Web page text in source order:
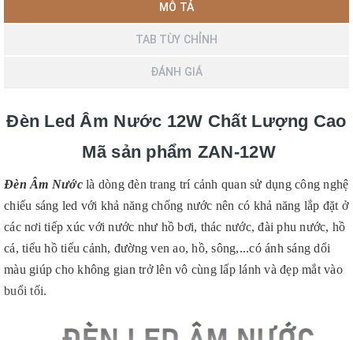
MÔ TẢ
TAB TÙY CHỈNH
ĐÁNH GIÁ
Đèn Led Âm Nước 12W Chất Lượng Cao
Mã sản phẩm ZAN-12W
Đèn Âm Nướclà dòng đèn trang trí cảnh quan sử dụng công nghệ
chiếu sáng led với khả năng chống nước nên có khả năng lắp đặt ở
các nơi tiếp xúc với nước như hồ bơi, thác nước, đài phu nước, hồ
cá, tiểu hồ tiểu cảnh, đường ven ao, hồ, sông,...có ánh sáng dổi
màu giúp cho không gian trở lên vô cùng lấp lánh và đẹp mắt vào
buổi tối.